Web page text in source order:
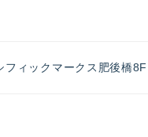
ィックマークス肥後橋8F